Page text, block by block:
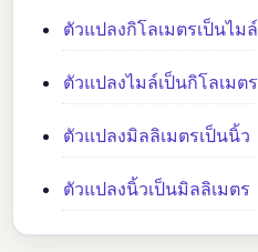
ตัวแปลงกิโลเมตรเป็นไมล์
ตัวแปลงไมล์เป็นกิโลเมตร
ตัวแปลงมิลลิเมตรเป็นนิ้ว
ตัวแปลงนิ้วเป็นมิลลิเมตร